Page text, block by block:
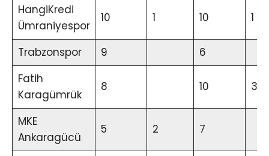
HangiKredi
Ümraniyespor
10 1 10 1
Trabzonspor 9
6
Fatih
Karagümrük
8 10 3
MKE
Ankaragücü
5 2 7